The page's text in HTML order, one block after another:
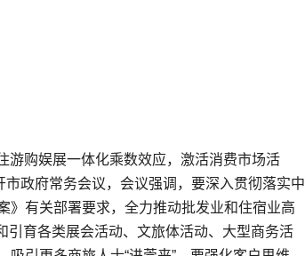
游购娱展一体化乘数效应，激活消费市场活
政府常务会议，会议强调，要深入贯彻落实中
》有关部署要求，全力推动批发业和住宿业高
引育各类展会活动、文旅体活动、大型商务活